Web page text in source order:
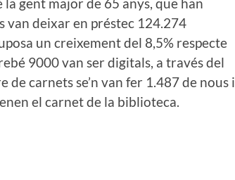
gent major de 65 anys, que han
van deixar en préstec 124.274
un creixement del 8,5% respecte
9000 van ser digitals, a través del
de carnets se’n van fer 1.487 de nous i
el carnet de la biblioteca.